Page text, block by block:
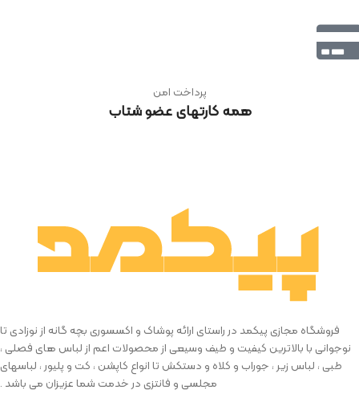
پرداخت امن
همه کارتهای عضو شتاب
فروشگاه مجازی پیکمد در راستای ارائه پوشاک و اکسسوری بچه گانه از نوزادی تا
نوجوانی با بالاترین کیفیت و طیف وسیعی از محصولات اعم از لباس های فصلی ،
طبی ، لباس زیر ، جوراب و کلاه و دستکش تا انواع کاپشن ، کت و پلیور ، لباسهای
مجلسی و فانتزی در خدمت شما عزیزان می باشد .